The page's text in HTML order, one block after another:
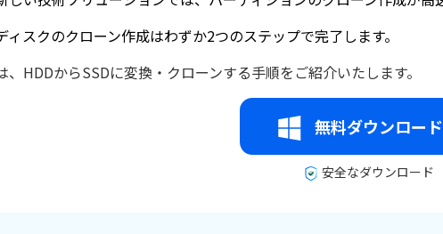
ィスクのクローン作成はわずか2つのステップで完了します。
、HDDからSSDに変換・クローンする手順をご紹介いたします。
無料ダウンロード
安全なダウンロード